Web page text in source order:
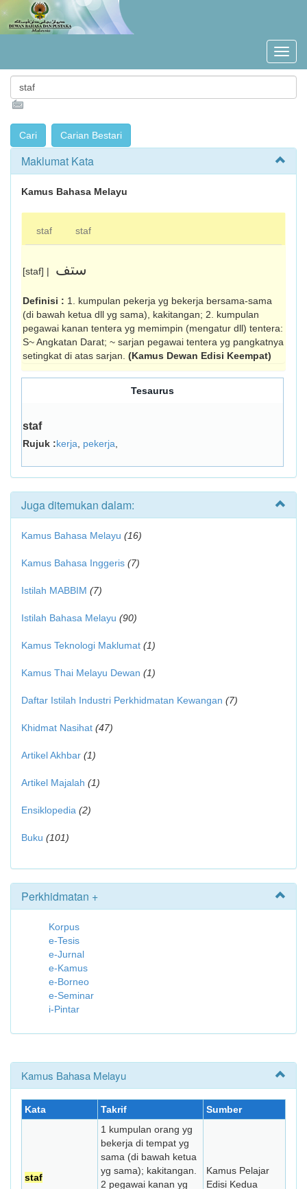
Maklumat Kata
Kamus Bahasa Melayu
staf staf
[staf] | ستف
Definisi : 1. kumpulan pekerja yg bekerja bersama-sama
(di bawah ketua dll yg sama), kakitangan; 2. kumpulan
pegawai kanan tentera yg memimpin (mengatur dll) tentera:
S~ Angkatan Darat; ~ sarjan pegawai tentera yg pangkatnya
setingkat di atas sarjan. (Kamus Dewan Edisi Keempat)
Tesaurus
staf
Rujuk :kerja pekerja
Juga ditemukan dalam:
Kamus Bahasa Melayu (16)
Kamus Bahasa Inggeris (7)
Istilah MABBIM (7)
Istilah Bahasa Melayu (90)
Kamus Teknologi Maklumat (1)
Kamus Thai Melayu Dewan (1)
Daftar Istilah Industri Perkhidmatan Kewangan (7)
Khidmat Nasihat (47)
Artikel Akhbar (1)
Artikel Majalah (1)
Ensiklopedia (2)
Buku (101)
Perkhidmatan +
Korpus
e-Tesis
e-Jurnal
e-Kamus
e-Borneo
e-Seminar
i-Pintar
Kamus Bahasa Melayu
Kata Takrif Sumber
staf
1 kumpulan orang yg
bekerja di tempat yg
sama (di bawah ketua
yg sama); kakitangan.
2 pegawai kanan yg
Kamus Pelajar
Edisi Kedua